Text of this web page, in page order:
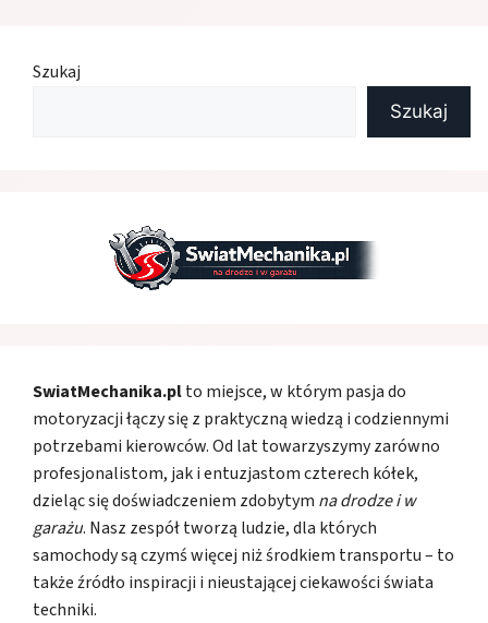
Szukaj
Szukaj
SwiatMechanika.plto miejsce, w którym pasja do
motoryzacji łączy się z praktyczną wiedzą i codziennymi
potrzebami kierowców. Od lat towarzyszymy zarówno
profesjonalistom, jak i entuzjastom czterech kółek,
dzieląc się doświadczeniem zdobytym na drodze i w
garażu. Nasz zespół tworzą ludzie, dla których
samochody są czymś więcej niż środkiem transportu – to
także źródło inspiracji i nieustającej ciekawości świata
techniki.